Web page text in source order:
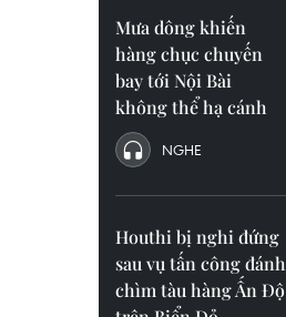
Mưa dông khiến
hàng chục chuyến
bay tới Nội Bài
không thể hạ cánh
NGHE
Houthi bị nghi đứng
sau vụ tấn công đánh
chìm tàu hàng Ấn Độ